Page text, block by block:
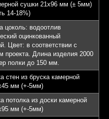
сушки 21х96 мм (± 5мм)
14-18%)
цоколь: водоотлив
оцинкованный
Цвет: в соответствии с
проекта. Длина изделия 2000
полки до 150 мм.
стен из бруска камерной
мм (+-5мм)
потолка из доски камерной
мм (+-5мм)